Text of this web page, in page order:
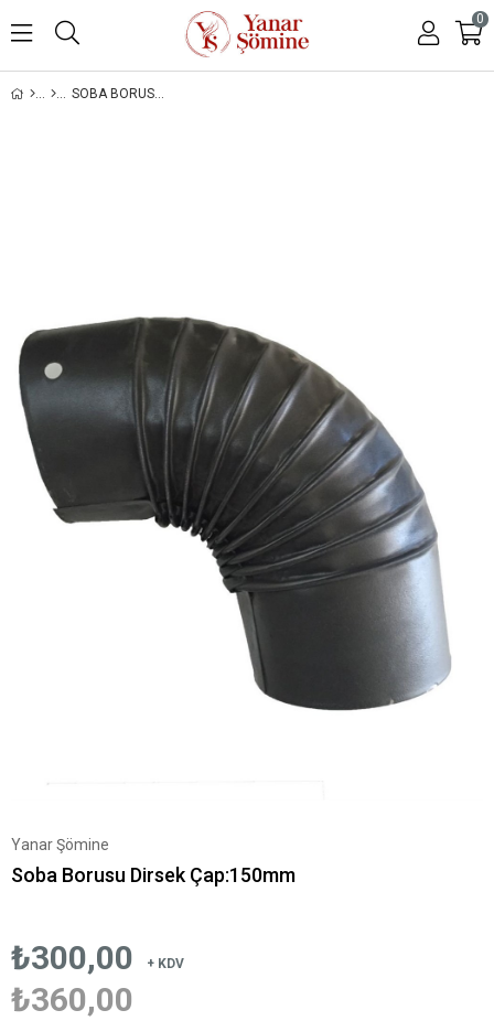
0
SOBA BORUSU DIRSEK ÇAP:150MM
Yanar Şömine
Soba Borusu Dirsek Çap:150mm
₺300,00 + KDV
₺360,00